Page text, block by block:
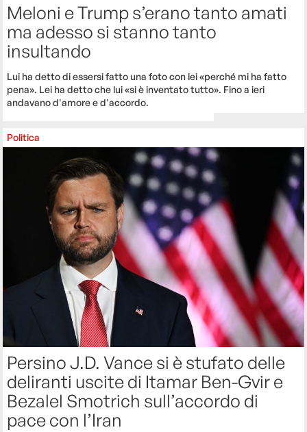
Meloni e Trump s’erano tanto amati
ma adesso si stanno tanto
insultando
Lui ha detto di essersi fatto una foto con lei «perché mi ha fatto
pena». Lei ha detto che lui «si è inventato tutto». Fino a ieri
andavano d'amore e d'accordo.
Politica
Persino J.D. Vance si è stufato delle
deliranti uscite di Itamar Ben-Gvir e
Bezalel Smotrich sull’accordo di
pace con l’Iran